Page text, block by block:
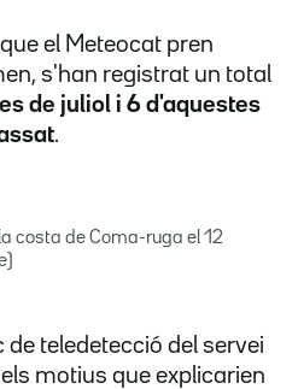
el Meteocat pren
s'han registrat un total
de juliol i 6 d'aquestes
.
costa de Coma-ruga el 12
de teledetecció del servei
motius que explicarien